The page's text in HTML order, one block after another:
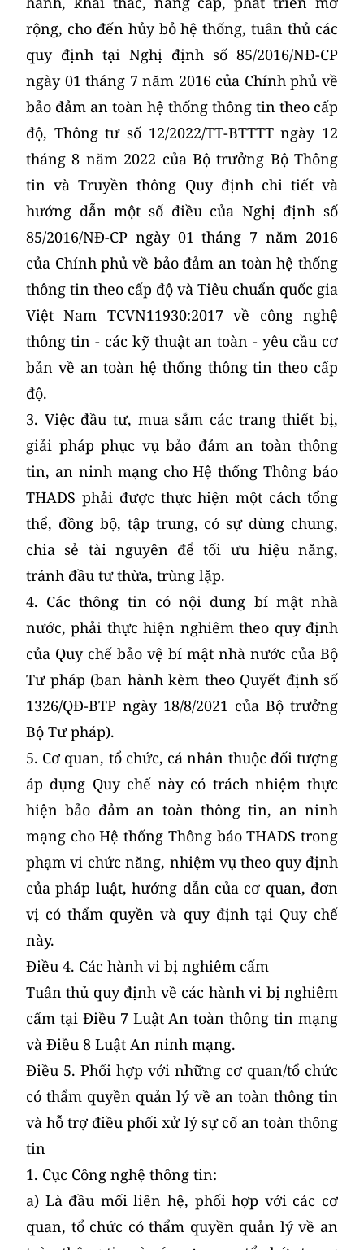
rộng, cho đến hủy bỏ hệ thống, tuân thủ các
quy định tại Nghị định số 85/2016/NĐ-CP
ngày 01 tháng 7 năm 2016 của Chính phủ về
bảo đảm an toàn hệ thống thông tin theo cấp
độ, Thông tư số 12/2022/TT-BTTTT ngày 12
tháng 8 năm 2022 của Bộ trưởng Bộ Thông
tin và Truyền thông Quy định chi tiết và
hướng dẫn một số điều của Nghị định số
85/2016/NĐ-CP ngày 01 tháng 7 năm 2016
của Chính phủ về bảo đảm an toàn hệ thống
thông tin theo cấp độ và Tiêu chuẩn quốc gia
Việt Nam TCVN11930:2017 về công nghệ
thông tin - các kỹ thuật an toàn - yêu cầu cơ
bản về an toàn hệ thống thông tin theo cấp
độ.
3. Việc đầu tư, mua sắm các trang thiết bị,
giải pháp phục vụ bảo đảm an toàn thông
tin, an ninh mạng cho Hệ thống Thông báo
THADS phải được thực hiện một cách tổng
thể, đồng bộ, tập trung, có sự dùng chung,
chia sẻ tài nguyên để tối ưu hiệu năng,
tránh đầu tư thừa, trùng lặp.
4. Các thông tin có nội dung bí mật nhà
nước, phải thực hiện nghiêm theo quy định
của Quy chế bảo vệ bí mật nhà nước của Bộ
Tư pháp (ban hành kèm theo Quyết định số
1326/QĐ-BTP ngày 18/8/2021 của Bộ trưởng
Bộ Tư pháp).
5. Cơ quan, tổ chức, cá nhân thuộc đối tượng
áp dụng Quy chế này có trách nhiệm thực
hiện bảo đảm an toàn thông tin, an ninh
mạng cho Hệ thống Thông báo THADS trong
phạm vi chức năng, nhiệm vụ theo quy định
của pháp luật, hướng dẫn của cơ quan, đơn
vị có thẩm quyền và quy định tại Quy chế
này.
Điều 4. Các hành vi bị nghiêm cấm
Tuân thủ quy định về các hành vi bị nghiêm
cấm tại Điều 7 Luật An toàn thông tin mạng
và Điều 8 Luật An ninh mạng.
Điều 5. Phối hợp với những cơ quan/tổ chức
có thẩm quyền quản lý về an toàn thông tin
và hỗ trợ điều phối xử lý sự cố an toàn thông
tin
1. Cục Công nghệ thông tin:
a) Là đầu mối liên hệ, phối hợp với các cơ
quan, tổ chức có thẩm quyền quản lý về an